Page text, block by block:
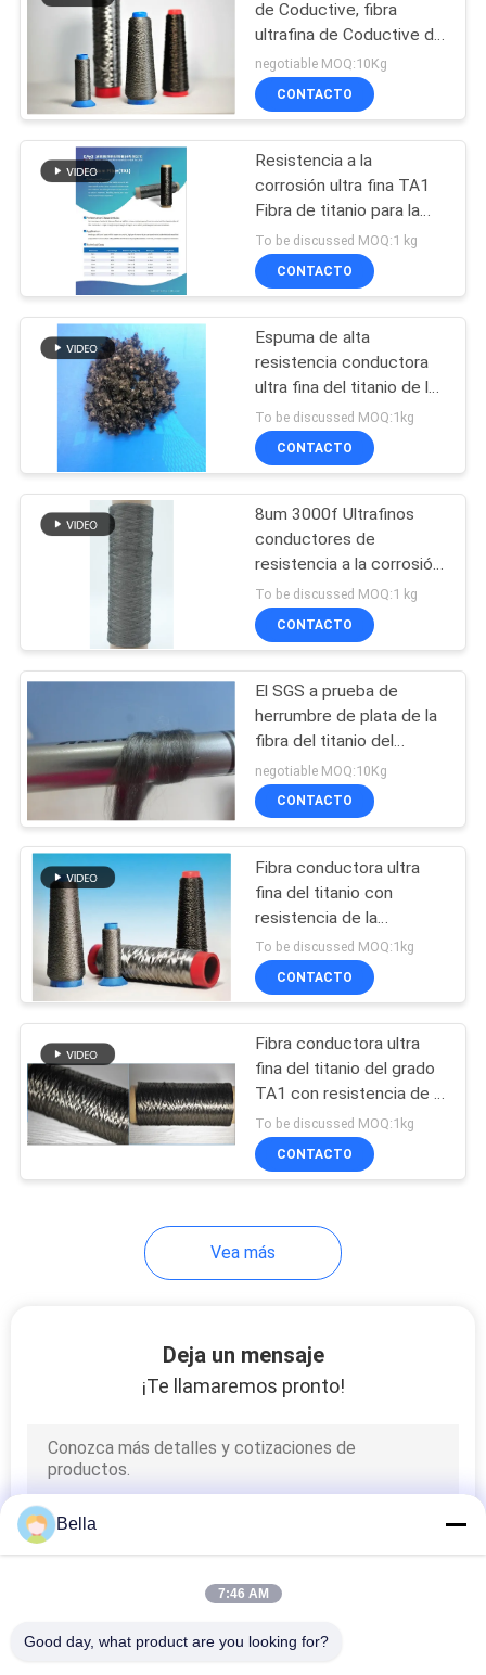
CALIDAD
ÉNTRENOS
CONTACTO
BLOG
CITA
MAPA
POLÍTICAS
PRIVACIDAD
Fibra de níquel
Fibra de cobre
2
fibra corta
fieltro sinterizado de
la fibra del metal
Fibra del titanio
sentida
Hilo de Filamento
Masterbatch
conductor
de Coductive, fibra
ultrafina de Coductive de
la corrosión anti
negotiable MOQ:10Kg
CONTACTO
Resistencia a la
corrosión ultra fina TA1
Fibra de titanio para la
capa de difusión de gas
de ánodo en la
electrólisis de agua PEM
To be discussed MOQ:1 kg
CONTACTO
Espuma de alta
resistencia conductora
ultra fina del titanio de la
fibra del titanio TA1
To be discussed MOQ:1kg
CONTACTO
8um 3000f Ultrafinos
conductores de
resistencia a la corrosión
TA1 Fibra de titanio
To be discussed MOQ:1 kg
CONTACTO
El SGS a prueba de
herrumbre de plata de la
fibra del titanio del
diámetro 2um aprobó
negotiable MOQ:10Kg
CONTACTO
Fibra conductora ultra
fina del titanio con
resistencia de la
temperatura del cielo y
tierra
To be discussed MOQ:1kg
CONTACTO
Fibra conductora ultra
fina del titanio del grado
TA1 con resistencia de la
temperatura del cielo y
tierra
To be discussed MOQ:1kg
CONTACTO
Vea más
Deja un mensaje
¡Te llamaremos pronto!
Bella
7:46 AM
Good day, what product are you looking for?